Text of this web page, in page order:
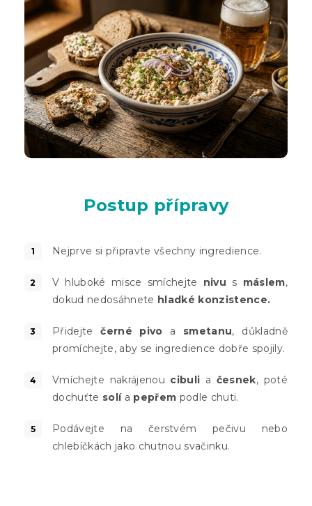
Postup přípravy
Nejprve si připravte všechny ingredience.
V hluboké misce smíchejte nivu s máslem,
dokud nedosáhnete hladké konzistence.
Přidejtečerné pivo a smetanu, důkladně
promíchejte, aby se ingredience dobře spojily.
Vmíchejte nakrájenou cibuli a česnek, poté
dochuťte solía pepřem podle chuti.
Podávejte na čerstvém pečivu nebo
chlebíčkách jako chutnou svačinku.